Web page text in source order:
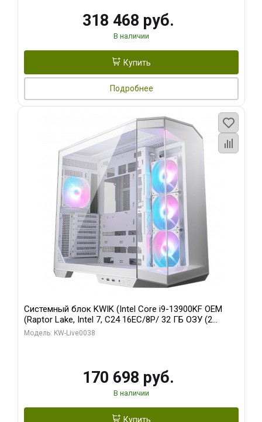
318 468 руб.
В наличии
Купить
Подробнее
Системный блок KWIK (Intel Core i9-13900KF OEM
(Raptor Lake, Intel 7, C24 16EC/8P/ 32 ГБ ОЗУ (2
модуля)/ Gigabyte RX9070XT GAMING OC 16GB GDDR6
Модель: KW-Live0038
170 698 руб.
В наличии
Купить